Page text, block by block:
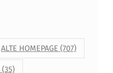
ALTE HOMEPAGE (707)
(35)